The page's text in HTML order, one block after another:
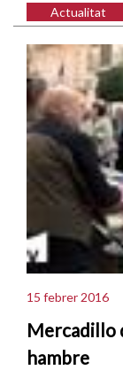
Actualitat
15 febrer 2016
Mercadillo
hambre